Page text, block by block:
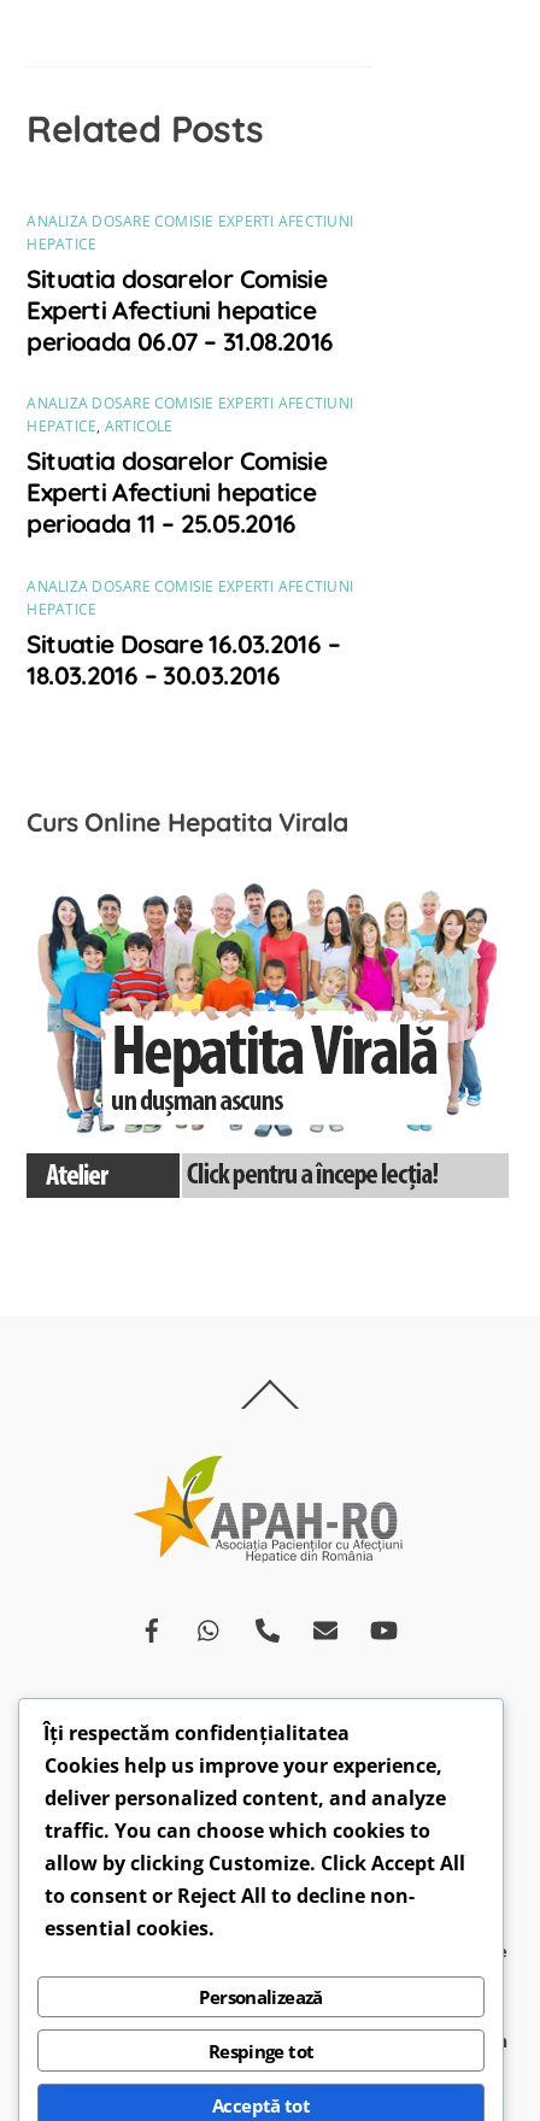
Related Posts
ANALIZA DOSARE COMISIE EXPERTI AFECTIUNI
HEPATICE
Situatia dosarelor Comisie
Experti Afectiuni hepatice
perioada 06.07 – 31.08.2016
ANALIZA DOSARE COMISIE EXPERTI AFECTIUNI
HEPATICE, ARTICOLE
Situatia dosarelor Comisie
Experti Afectiuni hepatice
perioada 11 – 25.05.2016
ANALIZA DOSARE COMISIE EXPERTI AFECTIUNI
HEPATICE
Situatie Dosare 16.03.2016 –
18.03.2016 – 30.03.2016
Curs Online Hepatita Virala
To
Despre Afecțiuni Ce spun medicii
Campanii
Drepturi
Susținători Opinii
Video
Articole
Comunicate
CONTACT: hepatobv@gmail.com | 0721 304 160 |
Faceboook.com/hepatoromania |GDPR
APAH-RO - Asociația Pacienților cu Afecțiuni Hepatice
din România● Design bySirius Web Design
este o entitate neguvernamentală, înfiinţată în
2009, la initiaţiva unui grup de pacienţi cu afecţiuni
hepatice din întreaga ţară. Asociaţia are filiale şi centre
Îți respectăm confidențialitatea
Cookies help us improve your experience,
deliver personalized content, and analyze
traffic. You can choose which cookies to
allow by clicking Customize. ClickAccept All
to consent or Reject All to decline non-
essential cookies.
Personalizează
Respinge tot
Acceptă tot